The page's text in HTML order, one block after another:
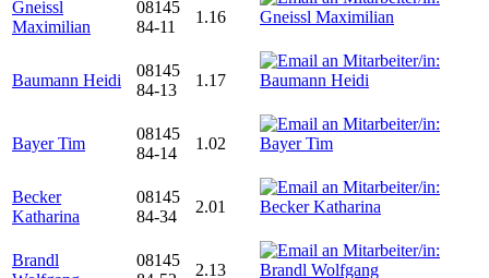
Gneissl
Maximilian
08145
84-11
1.16
Baumann Heidi
08145
84-13
1.17
Bayer Tim
08145
84-14
1.02
Becker
Katharina
08145
84-34
2.01
Brandl
08145
2.13